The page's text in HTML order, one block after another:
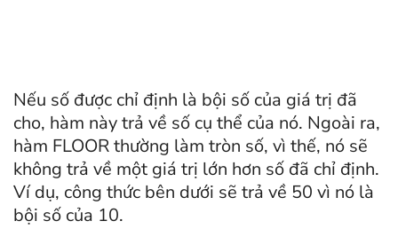
Nếu số được chỉ định là bội số của giá trị đã
cho, hàm này trả về số cụ thể của nó. Ngoài ra,
hàm FLOOR thường làm tròn số, vì thế, nó sẽ
không trả về một giá trị lớn hơn số đã chỉ định.
Ví dụ, công thức bên dưới sẽ trả về 50 vì nó là
bội số của 10.